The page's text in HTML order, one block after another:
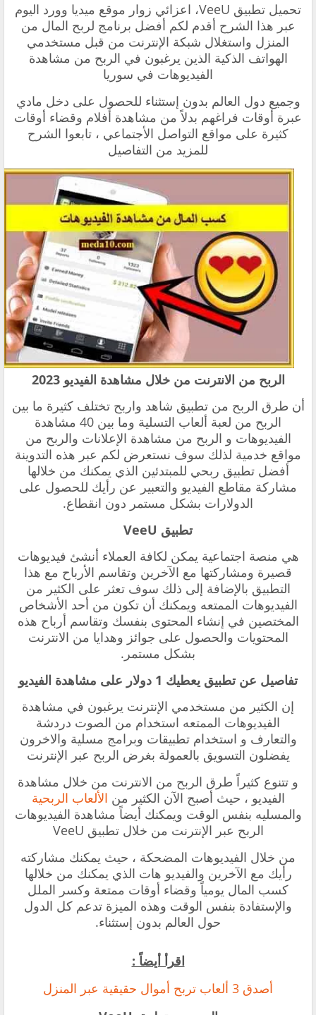
تحميل تطبيق VeeU، ‏اعزائي زوار موقع ميديا وورد اليوم
عبر هذا الشرح أقدم لكم أفضل برنامج ‏لربح المال من
المنزل واستغلال شبكة الإنترنت من قبل مستخدمي
الهواتف الذكية الذين يرغبون في الربح من مشاهدة
الفيديوهات في سوريا
وجميع دول العالم بدون إستثناء للحصول على دخل مادي
عبرة أوقات فراغهم بدلاً من مشاهدة أفلام وقضاء أوقات
كثيرة على مواقع التواصل الأجتماعي ، تابعوا الشرح
للمزيد من التفاصيل
الربح من الانترنت من خلال مشاهدة الفيديو 2023
‏أن طرق الربح من تطبيق شاهد واربح تختلف كثيرة ما بين
الربح من لعبة ألعاب التسلية وما بين 40 مشاهدة
الفيديوهات و الربح من مشاهدة الإعلانات والربح من
مواقع خدمية لذلك سوف نستعرض لكم عبر هذه التدوينة
أفضل تطبيق ربحي للمبتدئين الذي يمكنك من خلالها
مشاركة مقاطع الفيديو والتعبير عن رأيك للحصول على
الدولارات بشكل مستمر دون انقطاع.
‏تطبيق VeeU
‏هي منصة اجتماعية يمكن لكافة العملاء أنشئ فيديوهات
قصيرة ومشاركتها مع الآخرين وتقاسم الأرباح مع هذا
التطبيق بالإضافة إلى ذلك سوف تعثر ‏على الكثير من
الفيديوهات الممتعه ويمكنك أن تكون من أحد الأشخاص
المختصين في إنشاء المحتوى بنفسك وتقاسم أرباح هذه
المحتويات والحصول على جوائز وهدايا من الانترنت
بشكل مستمر.
‏تفاصيل عنتطبيق يعطيك 1 دولار على مشاهدة الفيديو
‏إن الكثير من مستخدمي الإنترنت يرغبون في مشاهدة
الفيديوهات الممتعه استخدام من الصوت دردشة
والتعارف و استخدام تطبيقات وبرامج مسلية والاخرون
يفضلون التسويق بالعمولة بغرض الربح عبر الإنترنت
‏و تتنوع كثيراً طرق الربح من الانترنت من خلال مشاهدة
الفيديو ، حيث أصبح الآن الكثير من الألعاب الربحية
والمسليه بنفس الوقت ويمكنك أيضاً مشاهدة الفيديوهات
الربح عبر الإنترنت من خلال تطبيق VeeU
‏من خلال الفيديوهات المضحكة ، حيث يمكنك مشاركته
رأيك مع الآخرين والفيديو هات الذي يمكنك من خلالها
كسب المال يومياً وقضاء أوقات ممتعة وكسر الملل
والإستفادة بنفس الوقت وهذه الميزة تدعم كل الدول
حول العالم بدون إستثناء.
اقرأ أيضاً :
أصدق 3 ألعاب تربح أموال حقيقية عبر المنزل